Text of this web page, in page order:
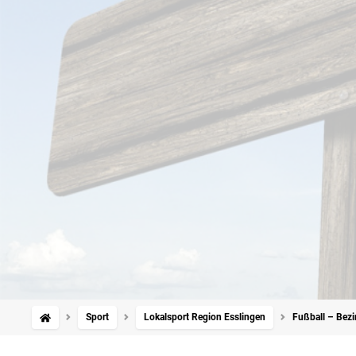
Sport Lokalsport Region Esslingen Fußball –